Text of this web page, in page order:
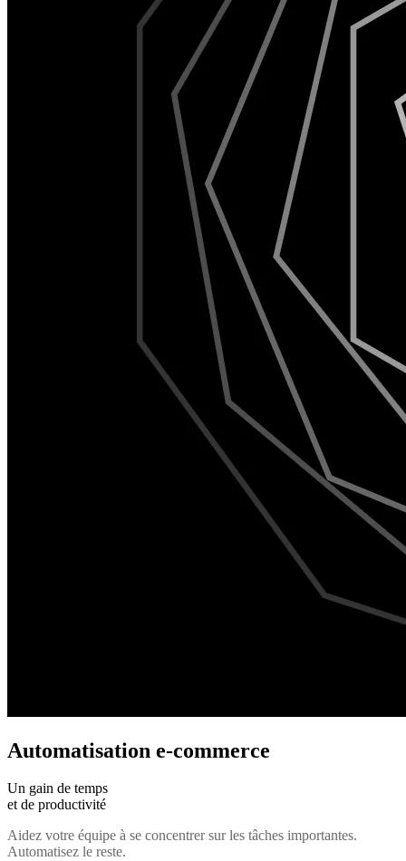
Automatisation e-commerce
Un gain de temps
et de productivité
Aidez votre équipe à se concentrer sur les tâches importantes.
Automatisez le reste.